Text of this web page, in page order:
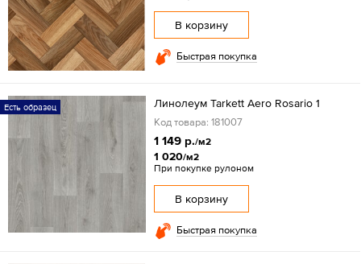
В корзину
Быстрая покупка
Есть образец Линолеум Tarkett Aero Rosario 1
Код товара: 181007
1 149 р./м2
1 020/м2
При покупке рулоном
В корзину
Быстрая покупка